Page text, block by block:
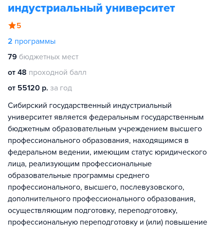
индустриальный университет
5
2 программы
79 бюджетных мест
от 48 проходной балл
от 55120 р. за год
Сибирский государственный индустриальный
университет является федеральным государственным
бюджетным образовательным учреждением высшего
профессионального образования, находящимся в
федеральном ведении, имеющим статус юридического
лица, реализующим профессиональные
образовательные программы среднего
профессионального, высшего, послевузовского,
дополнительного профессионального образования,
осуществляющим подготовку, переподготовку,
профессиональную переподготовку и (или) повышение